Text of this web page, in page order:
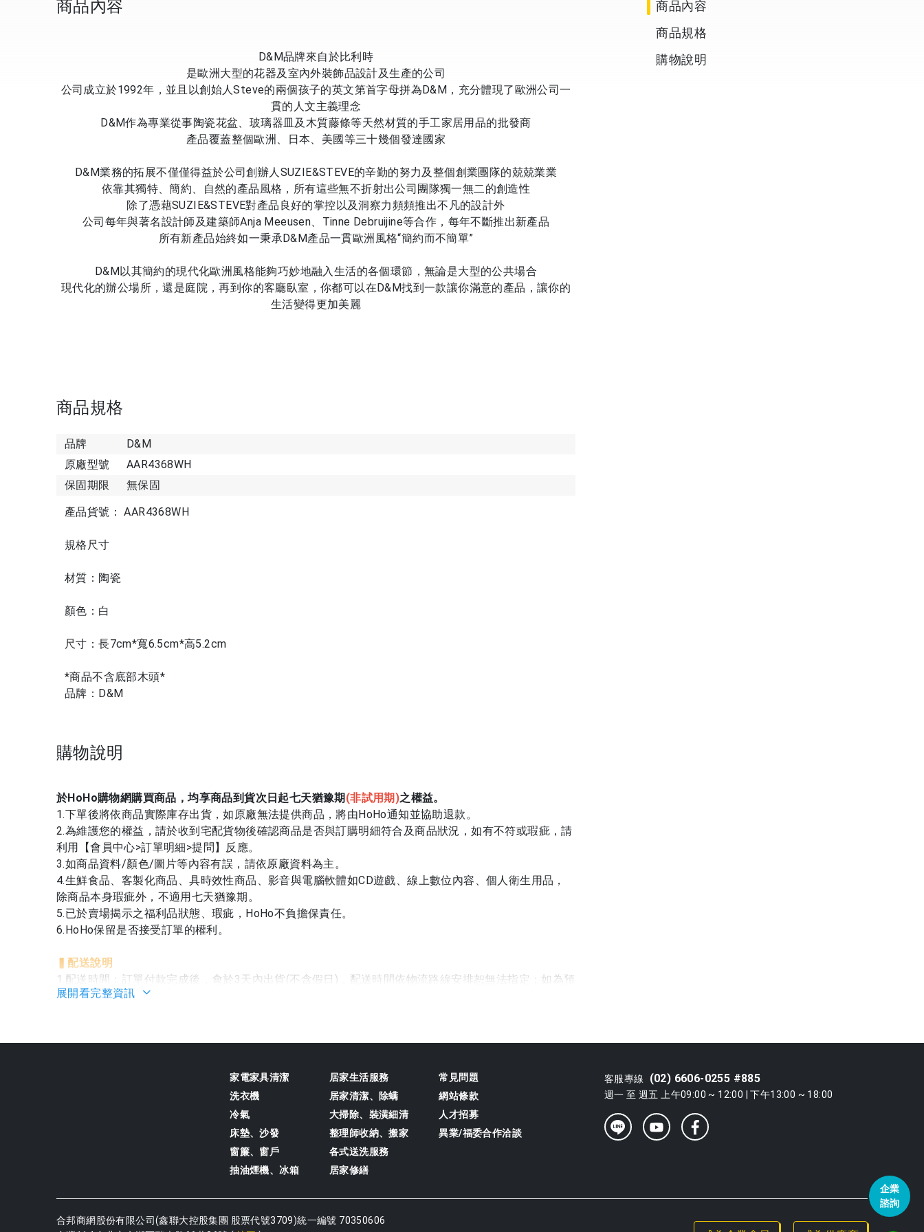
商品內容
商品規格
購物說明
商品內容
D&M品牌來自於比利時
是歐洲大型的花器及室內外裝飾品設計及生產的公司
公司成立於1992年，並且以創始人Steve的兩個孩子的英文第首字母拼為D&M，充分體現了歐洲公司一
貫的人文主義理念
D&M作為專業從事陶瓷花盆、玻璃器皿及木質藤條等天然材質的手工家居用品的批發商
產品覆蓋整個歐洲、日本、美國等三十幾個發達國家
D&M業務的拓展不僅僅得益於公司創辦人SUZIE&STEVE的辛勤的努力及整個創業團隊的兢兢業業
依靠其獨特、簡約、自然的產品風格，所有這些無不折射出公司團隊獨一無二的創造性
除了憑藉SUZIE&STEVE對產品良好的掌控以及洞察力頻頻推出不凡的設計外
公司每年與著名設計師及建築師Anja Meeusen、Tinne Debruijine等合作，每年不斷推出新產品
所有新產品始終如一秉承D&M產品一貫歐洲風格“簡約而不簡單”
D&M以其簡約的現代化歐洲風格能夠巧妙地融入生活的各個環節，無論是大型的公共場合
現代化的辦公場所，還是庭院，再到你的客廳臥室，你都可以在D&M找到一款讓你滿意的產品，讓你的
生活變得更加美麗
商品規格
品牌
D&M
原廠型號
AAR4368WH
保固期限
無保固
產品貨號： AAR4368WH
規格尺寸
材質：陶瓷
顏色：白
尺寸：長7cm*寬6.5cm*高5.2cm
*商品不含底部木頭*
品牌：D&M
購物說明
於HoHo購物網購買商品，均享商品到貨次日起七天猶豫期(非試用期)之權益。
1.下單後將依商品實際庫存出貨，如原廠無法提供商品，將由HoHo通知並協助退款。
2.為維護您的權益，請於收到宅配貨物後確認商品是否與訂購明細符合及商品狀況，如有不符或瑕疵，請
利用【會員中心>訂單明細>提問】反應。
3.如商品資料/顏色/圖片等內容有誤，請依原廠資料為主。
4.生鮮食品、客製化商品、具時效性商品、影音與電腦軟體如CD遊戲、線上數位內容、個人衛生用品，
除商品本身瑕疵外，不適用七天猶豫期。
5.已於賣場揭示之福利品狀態、瑕疵，HoHo不負擔保責任。
6.HoHo保留是否接受訂單的權利。
▍配送說明
1.配送時間：訂單付款完成後，會於3天內出貨(不含假日)，配送時間依物流路線安排恕無法指定；如為預
購或特殊商品則依商品內頁時間說明為主。(出貨時間仍需依原廠供/配貨為準)
▍退換貨須知
除商品本身有瑕疵、損壞的情況外，恕不受理退貨需求。
2.如未拆封之新品欲辦理退貨，請您於7天猶豫期內，至【會員中心>訂單明細】線上申請，並將商品包裝
妥當(包含商品本體、配件、原廠包裝、保護袋、隨附文件、贈品等)後交由宅配人員，待宅配人員取件
後，請您保留宅配單據至退款完成。
3.商品收回後需經過原廠或相關單位檢測，若商品、包裝有人為損壞無法恢復原狀，或缺件/內附耗材、
軟體已經拆封使(啟)用等， HoHo將通知您並酌收商品還原費用，若狀況嚴重將無法受理退貨。
2.若選擇紙本發票或公司發票，將於7天猶豫期+5個工作天後，以平信方式寄至所指定地址。
展開看完整資訊
家電家具清潔
洗衣機
冷氣
床墊、沙發
窗簾、窗戶
抽油煙機、冰箱
居家生活服務
居家清潔、除螨
大掃除、裝潢細清
整理師收納、搬家
各式送洗服務
居家修繕
常見問題
網站條款
人才招募
異業/福委合作洽談
客服專線 (02) 6606-0255 #885
週一 至 週五 上午09:00 ~ 12:00 | 下午13:00 ~ 18:00
合邦商網股份有限公司(鑫聯大控股集團 股票代號3709)統一編號 70350606
企業
諮詢